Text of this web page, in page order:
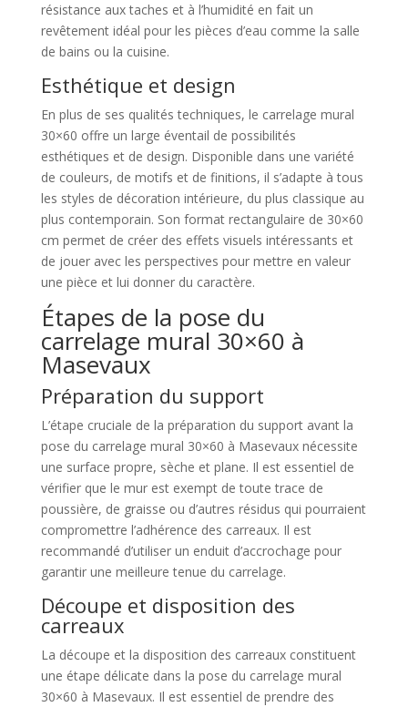
résistance aux taches et à l’humidité en fait un
revêtement idéal pour les pièces d’eau comme la salle
de bains ou la cuisine.
Esthétique et design
En plus de ses qualités techniques, le carrelage mural
30×60 offre un large éventail de possibilités
esthétiques et de design. Disponible dans une variété
de couleurs, de motifs et de finitions, il s’adapte à tous
les styles de décoration intérieure, du plus classique au
plus contemporain. Son format rectangulaire de 30×60
cm permet de créer des effets visuels intéressants et
de jouer avec les perspectives pour mettre en valeur
une pièce et lui donner du caractère.
Étapes de la pose du
carrelage mural 30×60 à
Masevaux
Préparation du support
L’étape cruciale de la préparation du support avant la
pose du carrelage mural 30×60 à Masevaux nécessite
une surface propre, sèche et plane. Il est essentiel de
vérifier que le mur est exempt de toute trace de
poussière, de graisse ou d’autres résidus qui pourraient
compromettre l’adhérence des carreaux. Il est
recommandé d’utiliser un enduit d’accrochage pour
garantir une meilleure tenue du carrelage.
Découpe et disposition des
carreaux
La découpe et la disposition des carreaux constituent
une étape délicate dans la pose du carrelage mural
30×60 à Masevaux. Il est essentiel de prendre des